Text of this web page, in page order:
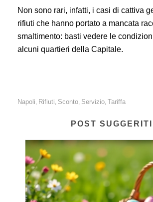
Non sono rari, infatti, i casi di cattiva
rifiuti che hanno portato a mancata
smaltimento: basti vedere le
alcuni quartieri della Capitale.
Napoli, Rifiuti, Sconto, Servizio, Tariffa
POST SUGGERITI